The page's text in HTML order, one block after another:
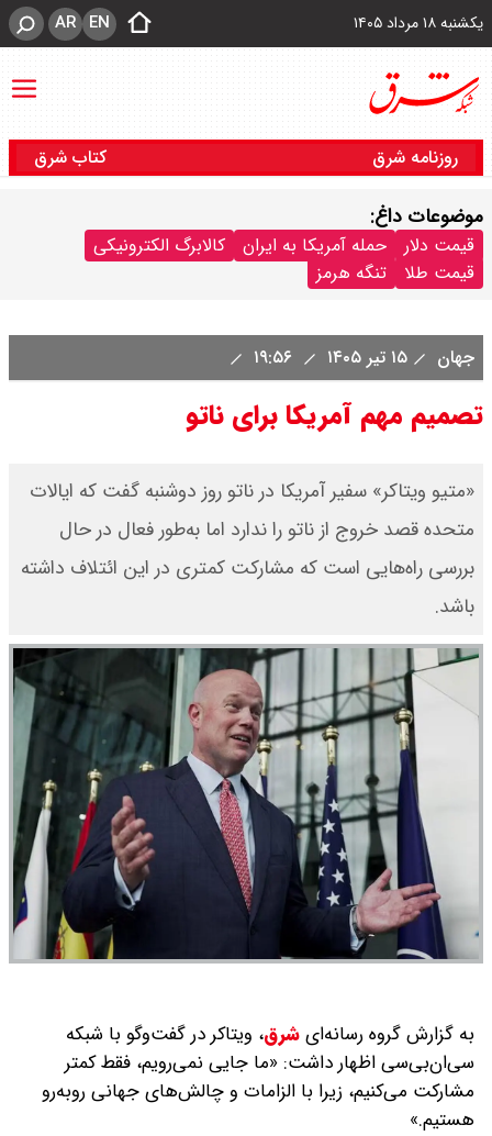
یکشنبه ۱۸ مرداد ۱۴۰۵ EN
AR
روزنامه شرق کتاب شرق
موضوعات داغ:
قیمت دلار حمله آمریکا به ایران
کالابرگ الکترونیکی
قیمت طلا
تنگه هرمز
جهان ۱۵ تیر ۱۴۰۵
تصمیم مهم آمریکا برای ناتو
«متیو ویتاکر» سفیر آمریکا در ناتو روز دوشنبه گفت که ایالات
متحده قصد خروج از ناتو را ندارد اما به‌طور فعال در حال
بررسی راه‌هایی است که مشارکت کمتری در این ائتلاف داشته
باشد.
به گزارش گروه رسانه‌ایشرق، ویتاکر در گفت‌وگو با شبکه
سی‌ان‌بی‌سی اظهار داشت: «ما جایی نمی‌رویم، فقط کمتر
مشارکت می‌کنیم، زیرا با الزامات و چالش‌های جهانی روبه‌رو
هستیم.»